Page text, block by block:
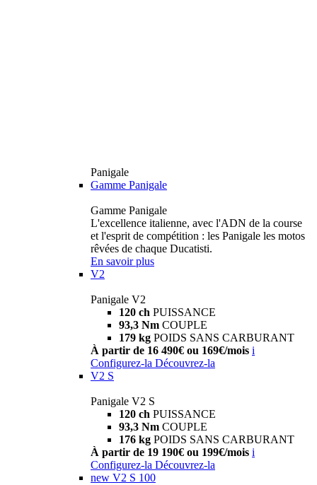
Panigale
Gamme Panigale
Gamme Panigale
L'excellence italienne, avec l'ADN de la course
et l'esprit de compétition : les Panigale les motos
rêvées de chaque Ducatisti.
En savoir plus
V2
Panigale V2
120 ch PUISSANCE
93,3 Nm COUPLE
179 kg POIDS SANS CARBURANT
À partir de 16 490€ ou 169€/mois i
Configurez-la Découvrez-la
V2 S
Panigale V2 S
120 ch PUISSANCE
93,3 Nm COUPLE
176 kg POIDS SANS CARBURANT
À partir de 19 190€ ou 199€/mois i
Configurez-la Découvrez-la
new V2 S 100